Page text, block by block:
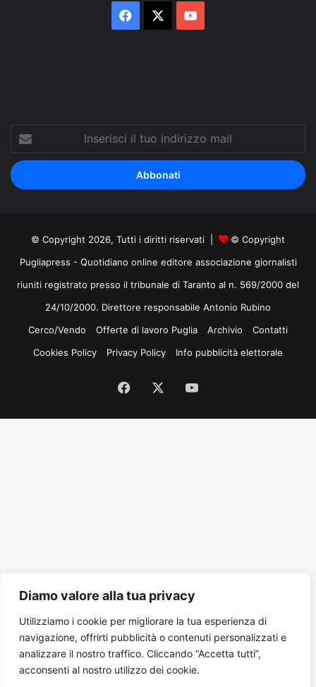
Diamo valore alla tua privacy
Utilizziamo i cookie per migliorare la tua esperienza di
navigazione, offrirti pubblicità o contenuti personalizzati e
analizzare il nostro traffico. Cliccando “Accetta tutti”,
acconsenti al nostro utilizzo dei cookie.
Facebook
tuo
indirizzo
mail
© Copyright 2026, Tutti i diritti riservati |
© Copyright
Pugliapress - Quotidiano online editore associazione giornalisti
riuniti registrato presso il tribunale di Taranto al n. 569/2000 del
24/10/2000. Direttore responsabile Antonio Rubino
Cerco/Vendo
Offerte di lavoro Puglia Archivio
Contatti
Cookies Policy
Privacy Policy Info pubblicità elettorale
Facebook
Tube